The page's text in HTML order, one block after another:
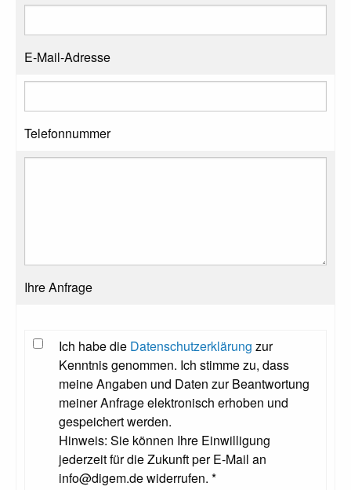
E-Mail-Adresse
Telefonnummer
Ihre Anfrage
Ich habe die Datenschutzerklärung zur
Kenntnis genommen. Ich stimme zu, dass
meine Angaben und Daten zur Beantwortung
meiner Anfrage elektronisch erhoben und
gespeichert werden.
Hinweis: Sie können Ihre Einwilligung
jederzeit für die Zukunft per E-Mail an
info@digem.de widerrufen. *